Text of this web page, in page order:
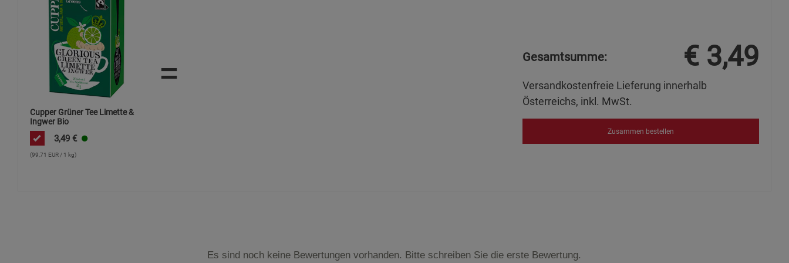
Cupper Grüner Tee Limette &
Ingwer Bio
3,49 €
(99,71 EUR / 1 kg)
= Gesamtsumme: € 3,49
Versandkostenfreie Lieferung innerhalb
Österreichs, inkl. MwSt.
Zusammen bestellen
Es sind noch keine Bewertungen vorhanden. Bitte schreiben Sie die erste Bewertung.